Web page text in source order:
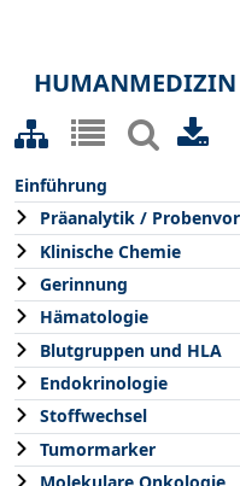
HUMANMEDIZIN
Einführung
Präanalytik /
Klinische Chemie
Gerinnung
Hämatologie
Blutgruppen und HLA
Endokrinologie
Stoffwechsel
Tumormarker